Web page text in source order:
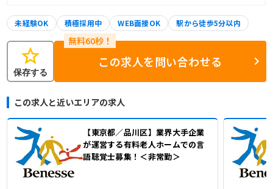
未経験OK 積極採用中 WEB面接OK 駅から徒歩5分以内
star
保存する
この求人を問い合わせる
この求人と近いエリアの求人
【東京都／品川区】業界大手企業
が運営する有料老人ホームでの言
語聴覚士募集！＜非常勤＞